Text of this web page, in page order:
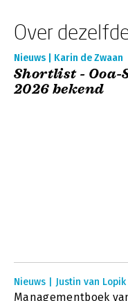
Over
Nieuws | Karin de Zwaan
Shortlist - Ooa-
2026 bekend
Nieuws | Justin van Lopik
Managementboek